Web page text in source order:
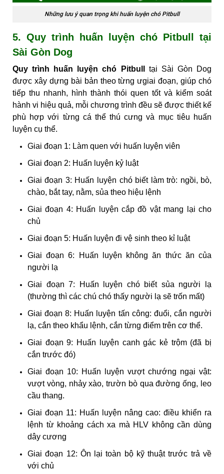
Những lưu ý quan trọng khi huấn luyện chó Pitbull
5. Quy trình huấn luyện chó Pitbull tại
Sài Gòn Dog
Quy trình huấn luyện chó Pitbull tại Sài Gòn Dog
được xây dựng bài bản theo từng ưgiai đoạn, giúp chó
tiếp thu nhanh, hình thành thói quen tốt và kiểm soát
hành vi hiệu quả, mỗi chương trình đều sẽ được thiết kế
phù hợp với từng cá thể thú cưng và mục tiêu huấn
luyện cụ thể.
Giai đoạn 1: Làm quen với huấn luyện viên
Giai đoạn 2: Huấn luyện kỷ luật
Giai đoạn 3: Huấn luyện chó biết làm trò: ngồi, bò,
chào, bắt tay, nằm, sủa theo hiệu lệnh
Giai đoạn 4: Huấn luyện cắp đồ vật mang lại cho
chủ
Giai đoạn 5: Huấn luyện đi vệ sinh theo kỉ luật
Giai đoạn 6: Huấn luyện không ăn thức ăn của
người lạ
Giai đoạn 7: Huấn luyện chó biết sủa người lạ
(thường thì các chú chó thấy người lạ sẽ trốn mất)
Giai đoạn 8: Huấn luyện tấn công: đuổi, cắn người
lạ, cắn theo khẩu lệnh, cắn từng điểm trên cơ thể.
Giai đoạn 9: Huấn luyện canh gác kẻ trộm (đã bị
cắn trước đó)
Giai đoạn 10: Huấn luyện vượt chướng ngại vật:
vượt vòng, nhảy xào, trườn bò qua đường ống, leo
cầu thang.
Giai đoạn 11: Huấn luyện nâng cao: điều khiển ra
lệnh từ khoảng cách xa mà HLV không cần dùng
dây cương
Giai đoạn 12: Ôn lại toàn bộ kỹ thuật trước trả về
với chủ